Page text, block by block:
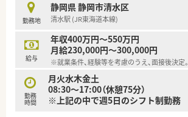
勤務地
静岡県 静岡市清水区
清水駅 (JR東海道本線)
給与
年収400万円～550万円
月給230,000円～300,000円
※就業条件、経験等を考慮のうえ、面接後決定。
勤務
時間
月火水木金土
08:30～17:00（休憩75分）
※上記の中で週5日のシフト制勤務